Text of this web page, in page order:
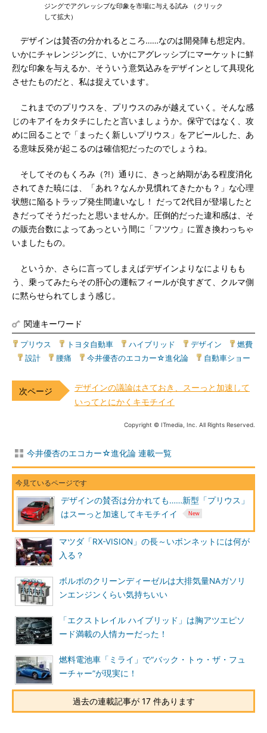
ジングでアグレッシブな印象を市場に与える試み （クリック
して拡大）
デザインは賛否の分かれるところ……なのは開発陣も想定内。
いかにチャレンジングに、いかにアグレッシブにマーケットに鮮
烈な印象を与えるか、そういう意気込みをデザインとして具現化
させたものだと、私は捉えています。
これまでのプリウスを、プリウスのみが越えていく。そんな感
じのキアイをカタチにしたと言いましょうか。保守ではなく、攻
めに回ることで「まったく新しいプリウス」をアピールした、あ
る意味反発が起こるのは確信犯だったのでしょうね。
そしてそのもくろみ（?!）通りに、きっと納期がある程度消化
されてきた暁には、「あれ？なんか見慣れてきたかも？」な心理
状態に陥るトラップ発生間違いなし！ だって2代目が登場したと
きだってそうだったと思いませんか。圧倒的だった違和感は、そ
の販売台数によってあっという間に「フツウ」に置き換わっちゃ
いましたもの。
というか、さらに言ってしまえばデザインよりなによりもも
う、乗ってみたらその肝心の運転フィールが良すぎて、クルマ側
に黙らせられてしまう感じ。
関連キーワード
プリウス トヨタ自動車 ハイブリッド デザイン
燃費
設計 腰痛 今井優杏のエコカー☆進化論 自動車ショー
デザインの議論はさておき、スーっと加速して
いってとにかくキモチイイ
Copyright © ITmedia, Inc. All Rights Reserved.
今井優杏のエコカー☆進化論 連載一覧
デザインの賛否は分かれても……新型「プリウス」
はスーっと加速してキモチイイ
マツダ「RX-VISION」の長～いボンネットには何が
入る？
ボルボのクリーンディーゼルは大排気量NAガソリ
ンエンジンくらい気持ちいい
「エクストレイル ハイブリッド」は胸アツエピソ
ード満載の人情カーだった！
燃料電池車「ミライ」で“バック・トゥ・ザ・フュ
ーチャー”が現実に！
過去の連載記事が 17 件あります